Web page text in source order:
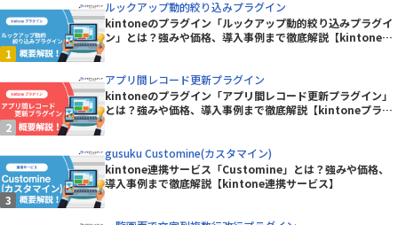
ルックアップ動的絞り込みプラグイン
kintoneのプラグイン「ルックアップ動的絞り込みプラグイ
ン」とは？強みや価格、導入事例まで徹底解説【kintoneプ
アプリ間レコード更新プラグイン
kintoneのプラグイン「アプリ間レコード更新プラグイン」
とは？強みや価格、導入事例まで徹底解説【kintoneプラグ
gusuku Customine(カスタマイン)
kintone連携サービス「Customine」とは？強みや価格、
導入事例まで徹底解説【kintone連携サービス】